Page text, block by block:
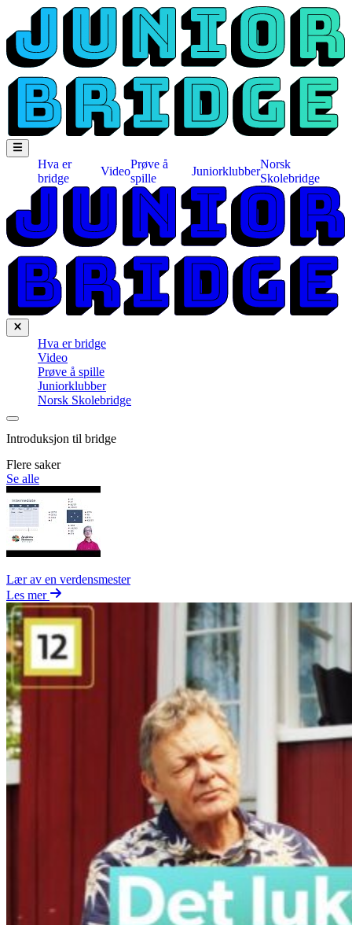
Hva er
bridge
Video
Prøve å
spille
Juniorklubber
Norsk
Skolebridge
Hva er bridge
Video
Prøve å spille
Juniorklubber
Norsk Skolebridge
Introduksjon til bridge
Flere saker
Se alle
Lær av en verdensmester
Les mer